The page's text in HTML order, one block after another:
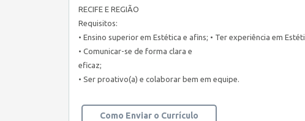
RECIFE E REGIÃO
Requisitos:
• Ensino superior em Estética e afins; • Ter experiência em
• Comunicar-se de forma clara e
eficaz;
• Ser proativo(a) e colaborar bem em equipe.
Como Enviar o Currículo